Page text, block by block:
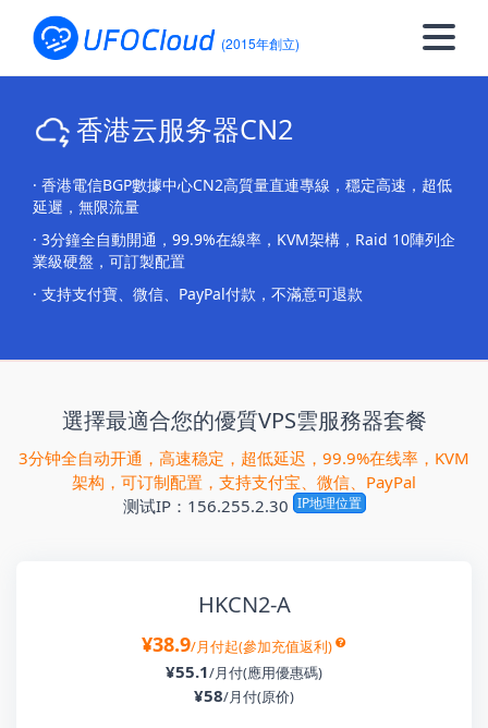
(2015年創立)
香港云服务器CN2
· 香港電信BGP數據中心CN2高質量直連專線，穩定高速，超低
延遲，無限流量
· 3分鐘全自動開通，99.9%在線率，KVM架構，Raid 10陣列企
業級硬盤，可訂製配置
· 支持支付寶、微信、PayPal付款，不滿意可退款
選擇最適合您的優質VPS雲服務器套餐
3分钟全自动开通，高速稳定，超低延迟，99.9%在线率，KVM
架构，可订制配置，支持支付宝、微信、PayPal
测试IP：156.255.2.30 IP地理位置
HKCN2-A
¥38.9/月付起(參加充值返利)
¥55.1/月付(應用優惠碼)
¥58/月付(原价)